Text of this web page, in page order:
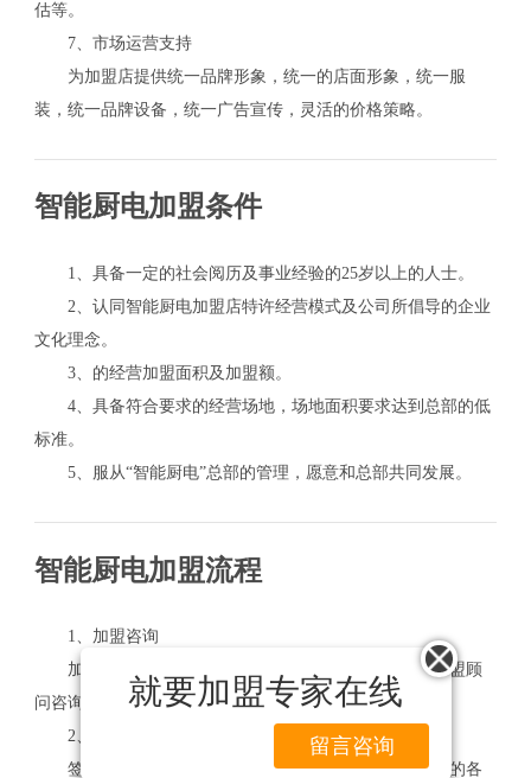
就要加盟专家在线
留言咨询
估等。
7、市场运营支持
为加盟店提供统一品牌形象，统一的店面形象，统一服
装，统一品牌设备，统一广告宣传，灵活的价格策略。
智能厨电加盟条件
1、具备一定的社会阅历及事业经验的25岁以上的人士。
2、认同智能厨电加盟店特许经营模式及公司所倡导的企业
文化理念。
3、的经营加盟面积及加盟额。
4、具备符合要求的经营场地，场地面积要求达到总部的低
标准。
5、服从“智能厨电”总部的管理，愿意和总部共同发展。
智能厨电加盟流程
1、加盟咨询
加盟者以电话、传真、网上留言等方式向总部好的加盟顾
问咨询相关合作事项，索取有关资料。
2、实地考察
签订销售合同、制定初期销售目标，期间可以到公司的各